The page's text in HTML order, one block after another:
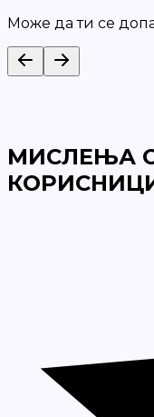
Може да ти се
МИСЛЕЊА